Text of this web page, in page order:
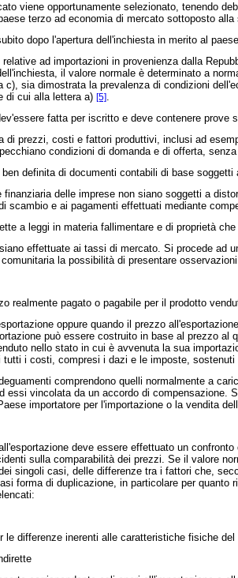
viene opportunamente selezionato, tenendo
terzo ad economia di mercato sottoposto
dopo l'apertura dell'inchiesta in merito al
ad importazioni in provenienza dalla
il valore normale è determinato a
sia dimostrata la prevalenza di condizioni
di cui alla lettera a) [5].
fatta per iscritto e deve contenere prove
prezzi, costi e fattori produttivi, inclusi ad
condizioni di domanda e di offerta,
definita di documenti contabili di base
delle imprese non siano soggetti a
scambio e ai pagamenti effettuati mediante
a leggi in materia fallimentare e di proprietà
effettuate ai tassi di mercato. Si procede ad
la possibilità di presentare
pagato o pagabile per il prodotto
oppure quando il prezzo
può essere costruito in base al prezzo
nello stato in cui è avvenuta la sua
i costi, compresi i dazi e le imposte,
comprendono quelli normalmente a
essi vincolata da un accordo di
importatore per l'importazione o la vendita
deve essere effettuato un
sulla comparabilità dei prezzi. Se il valore
singoli casi, delle differenze tra i fattori che,
forma di duplicazione, in particolare per
differenze inerenti alle caratteristiche fisiche